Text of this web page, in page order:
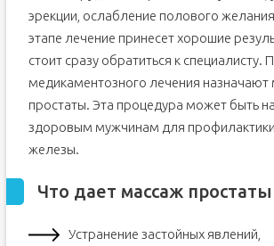
эрекции, ослабление полового
этапе лечение принесет хорошие
стоит сразу обратиться к специалисту.
медикаментозного лечения назначают
простаты. Эта процедура может быть
здоровым мужчинам для
железы.
Что дает массаж простаты
Устранение застойных явлений,